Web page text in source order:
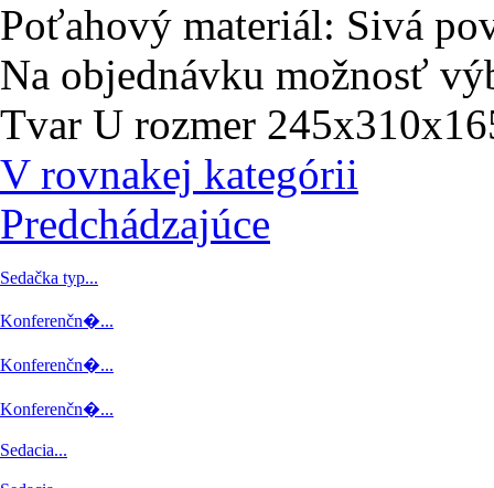
Poťahový materiál: Sivá
Na objednávku možnosť
Tvar U rozmer
V rovnakej kategórii
Predchádzajúce
Sedačka typ...
Konferenčn�...
Konferenčn�...
Konferenčn�...
Sedacia...